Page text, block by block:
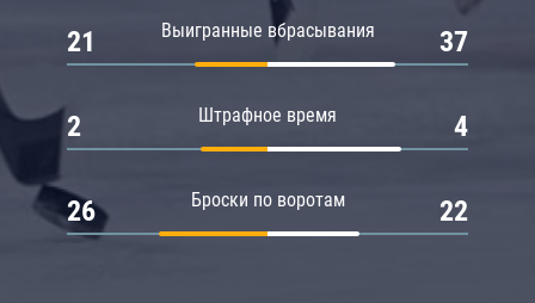
Выигранные вбрасывания
21 37
Штрафное время
2 4
Броски по воротам
26 22